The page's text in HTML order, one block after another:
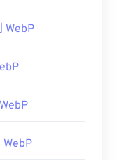
Microsoft
中開啟。在
開啟 DIB 檔案。
有許多免費的圖
。
Chrome
WebP
WebP